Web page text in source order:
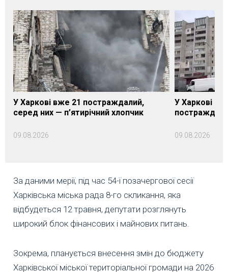
У Харкові вже 21 постраждалий,
серед них — п’ятирічний хлопчик
09.08.2026
У Харкові
09.08.2026
За даними мерії, під час 54-ї позачергової сесії
Харківська міська рада 8-го скликання, яка
відбудеться 12 травня, депутати розглянуть
широкий блок фінансових і майнових питань.
Зокрема, планується внесення змін до бюджету
Харківської міської територіальної громади на 2026